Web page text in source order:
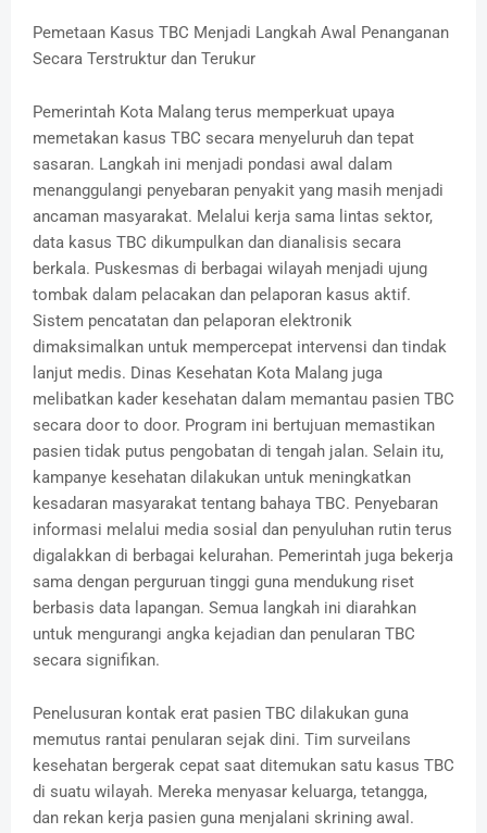
Pemetaan Kasus TBC Menjadi Langkah Awal Penanganan
Secara Terstruktur dan Terukur
Pemerintah Kota Malang terus memperkuat upaya
memetakan kasus TBC secara menyeluruh dan tepat
sasaran. Langkah ini menjadi pondasi awal dalam
menanggulangi penyebaran penyakit yang masih menjadi
ancaman masyarakat. Melalui kerja sama lintas sektor,
data kasus TBC dikumpulkan dan dianalisis secara
berkala. Puskesmas di berbagai wilayah menjadi ujung
tombak dalam pelacakan dan pelaporan kasus aktif.
Sistem pencatatan dan pelaporan elektronik
dimaksimalkan untuk mempercepat intervensi dan tindak
lanjut medis. Dinas Kesehatan Kota Malang juga
melibatkan kader kesehatan dalam memantau pasien TBC
secara door to door. Program ini bertujuan memastikan
pasien tidak putus pengobatan di tengah jalan. Selain itu,
kampanye kesehatan dilakukan untuk meningkatkan
kesadaran masyarakat tentang bahaya TBC. Penyebaran
informasi melalui media sosial dan penyuluhan rutin terus
digalakkan di berbagai kelurahan. Pemerintah juga bekerja
sama dengan perguruan tinggi guna mendukung riset
berbasis data lapangan. Semua langkah ini diarahkan
untuk mengurangi angka kejadian dan penularan TBC
secara signifikan.
Penelusuran kontak erat pasien TBC dilakukan guna
memutus rantai penularan sejak dini. Tim surveilans
kesehatan bergerak cepat saat ditemukan satu kasus TBC
di suatu wilayah. Mereka menyasar keluarga, tetangga,
dan rekan kerja pasien guna menjalani skrining awal.